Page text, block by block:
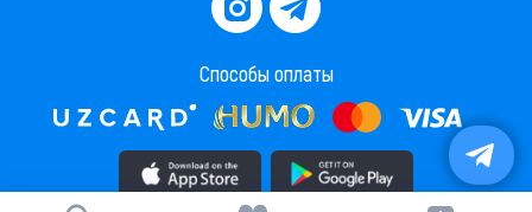
Способы оплаты
Скачать приложение в AppStore Скачать приложение в PlayMarket